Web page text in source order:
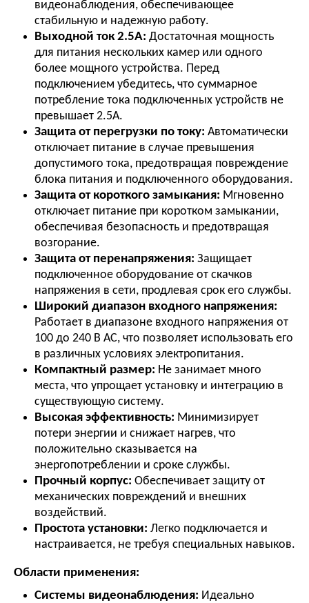
видеонаблюдения, обеспечивающее
стабильную и надежную работу.
Выходной ток 2.5А: Достаточная мощность
для питания нескольких камер или одного
более мощного устройства. Перед
подключением убедитесь, что суммарное
потребление тока подключенных устройств не
превышает 2.5А.
Защита от перегрузки по току: Автоматически
отключает питание в случае превышения
допустимого тока, предотвращая повреждение
блока питания и подключенного оборудования.
Защита от короткого замыкания: Мгновенно
отключает питание при коротком замыкании,
обеспечивая безопасность и предотвращая
возгорание.
Защита от перенапряжения: Защищает
подключенное оборудование от скачков
напряжения в сети, продлевая срок его службы.
Широкий диапазон входного напряжения:
Работает в диапазоне входного напряжения от
100 до 240 В AC, что позволяет использовать его
в различных условиях электропитания.
Компактный размер: Не занимает много
места, что упрощает установку и интеграцию в
существующую систему.
Высокая эффективность: Минимизирует
потери энергии и снижает нагрев, что
положительно сказывается на
энергопотреблении и сроке службы.
Прочный корпус: Обеспечивает защиту от
механических повреждений и внешних
воздействий.
Простота установки: Легко подключается и
настраивается, не требуя специальных навыков.
Области применения:
Системы видеонаблюдения: Идеально